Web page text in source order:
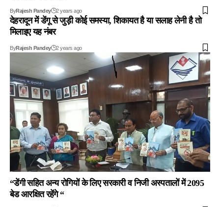
ByRajesh Pandey 2 years ago
देहरादून में डेंगू से जुड़ी कोई समस्या, शिकायत है या सलाह लेनी है तो
मिलाइए यह नंबर
ByRajesh Pandey 2 years ago
“डेंगी सहित अन्य रोगियों के लिए सरकारी व निजी अस्पतालों में 2095
बेड आरक्षित रहेंगे “